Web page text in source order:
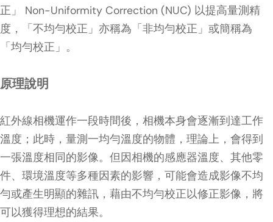
正」 Non-Uniformity Correction (NUC) 以提高量測精
度，「不均勻校正」亦稱為「非均勻校正」或簡稱為
「均勻校正」。
原理說明
紅外線相機運作一段時間後，相機本身會逐漸到達工作
溫度；此時，量測一均勻溫度的物體，理論上，會得到
一張溫度相同的影像。但因相機的感應器溫度、其他零
件、環境溫度等多種因素的影響，可能會造成影像不均
勻或產生明顯的雜訊，藉由不均勻校正以修正影像，將
可以獲得理想的結果。